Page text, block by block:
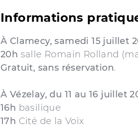
Informations
À Clamecy, samedi 15 juillet
20h salle Romain Rolland
Gratuit, sans réservation.
À Vézelay, du 11 au 16 juillet
16h basilique
17h Cité de la Voix